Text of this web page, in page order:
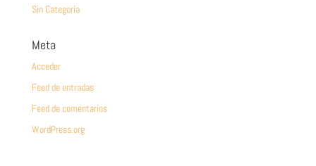
Sin Categoría
Meta
Acceder
Feed de entradas
Feed de comentarios
WordPress.org